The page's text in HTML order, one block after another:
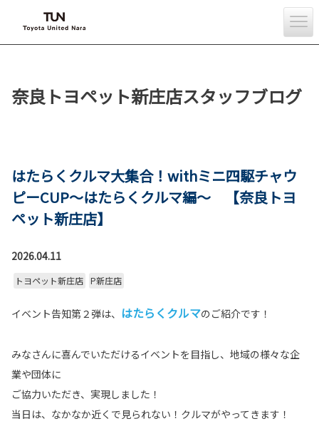
奈良トヨペット新庄店スタッフブログ
はたらくクルマ大集合！withミニ四駆チャウ
ピーCUP～はたらくクルマ編～ 【奈良トヨ
ペット新庄店】
2026.04.11
トヨペット新庄店 P新庄店
イベント告知第２弾は、 はたらくクルマのご紹介です！
みなさんに喜んでいただけるイベントを目指し、地域の様々な企
業や団体に
ご協力いただき、実現しました！
当日は、なかなか近くで見られない！クルマがやってきます！